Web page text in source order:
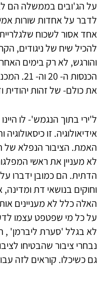
על הג'ובים בממשלה הם
לדבר על אחדות שורות
אחד אסור לשכוח
להכיל שיח של ניגודים,
והורגש, לא רק בימים
הכנסות
את כולם- של זהות יהודית
ל'ירי בתוך הנגמש'- לו
אידיאולוגיה. זו
האמת. הציבור הנפלא של
לא מעניין את ראשי
הדתית. הם כמובן ידברו על
וחוקים בנושאי דת
האלה כלל לא מעניינים
על כל מי שפטפט עצמו
לא בגלל 'סערת ליברמן' ,
נבחרי ציבור שהבטיחו
גם כשיכלו. קוראים לזה